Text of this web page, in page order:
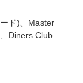
ド)、Master
Diners Club